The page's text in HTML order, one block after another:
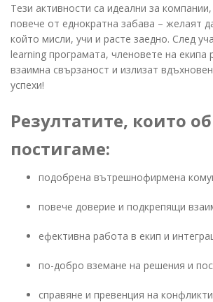
Тези активности са идеални за
повече от еднократна забава – желаят
който мисли, учи и расте заедно. След
learning програмата, членовете на екипа
взаимна свързаност и излизат
успехи!
Резултатите, които
постигаме:
подобрена вътрешнофирмена
повече доверие и подкрепящи
ефективна работа в екип и
по-добро вземане на решения и
справяне и превенция на конфликти